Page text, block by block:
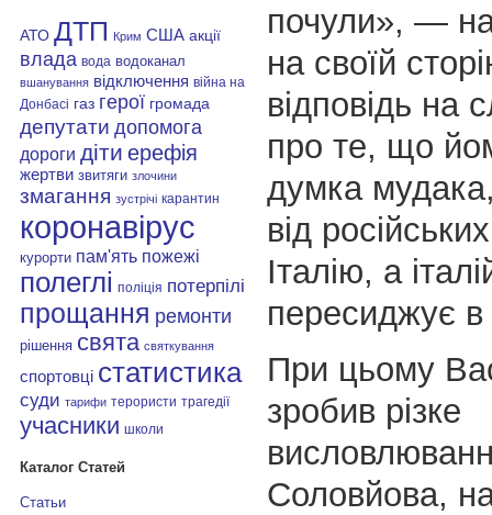
АТО ДТП Крим США акції
влада вода водоканал
вшанування відключення війна на
Донбасі газ герої громада
депутати допомога
дороги діти ерефія
жертви звитяги злочини
змагання зустрічі карантин
коронавірус
курорти пам'ять пожежі
полеглі поліція потерпілі
прощання ремонти
рішення свята святкування
спортовці статистика
суди тарифи терористи трагедії
учасники школи
Каталог Статей
Статьи
почули», —
на своїй
відповідь на
про те, що
думка
від
Італію, а
пересиджує в
При цьому
зробив різке
Соловйова,